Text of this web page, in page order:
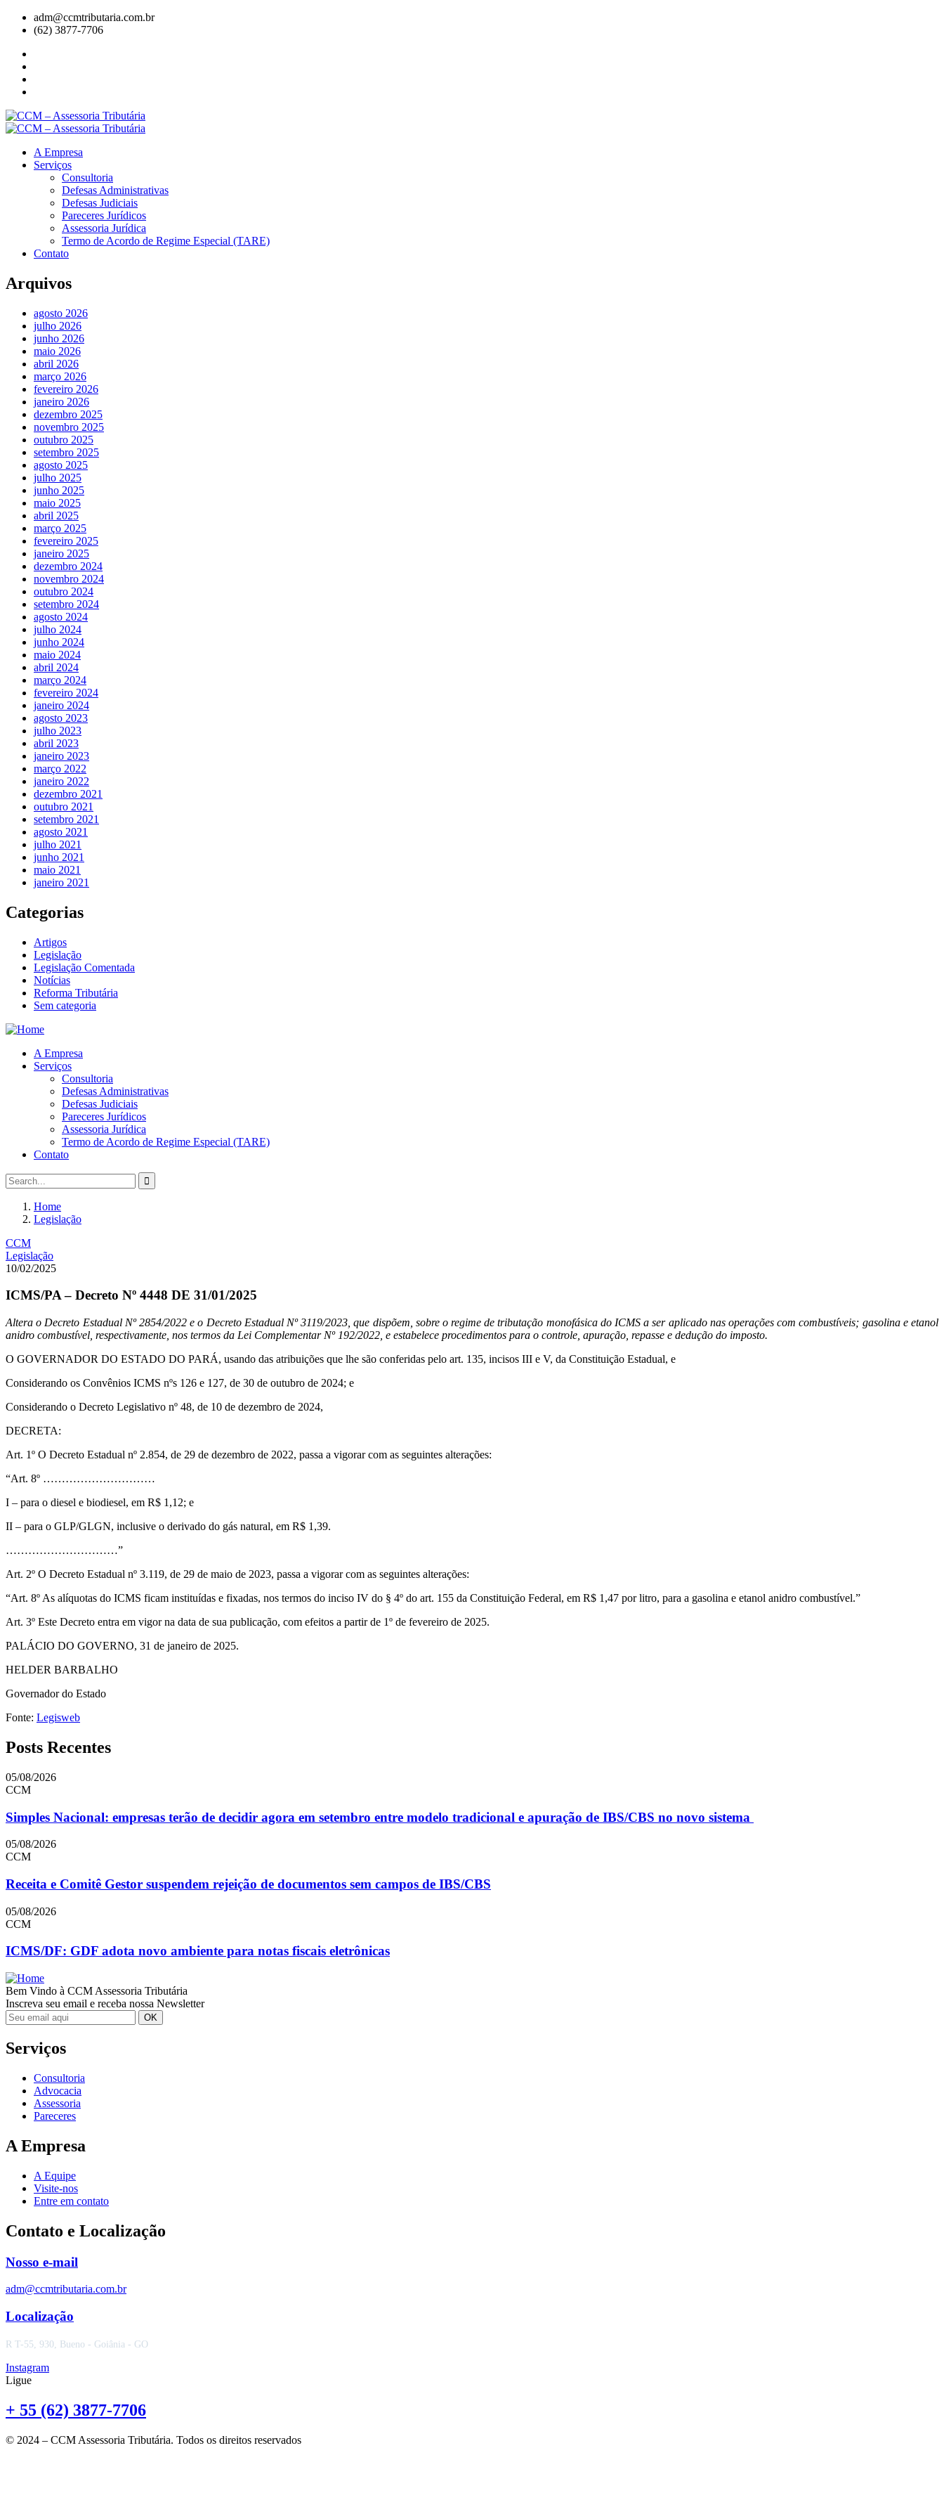
adm@ccmtributaria.com.br
(62) 3877-7706
A Empresa
Serviços
Consultoria
Defesas Administrativas
Defesas Judiciais
Pareceres Jurídicos
Assessoria Jurídica
Termo de Acordo de Regime Especial (TARE)
Contato
Arquivos
agosto 2026
julho 2026
junho 2026
maio 2026
abril 2026
março 2026
fevereiro 2026
janeiro 2026
dezembro 2025
novembro 2025
outubro 2025
setembro 2025
agosto 2025
julho 2025
junho 2025
maio 2025
abril 2025
março 2025
fevereiro 2025
janeiro 2025
dezembro 2024
novembro 2024
outubro 2024
setembro 2024
agosto 2024
julho 2024
junho 2024
maio 2024
abril 2024
março 2024
fevereiro 2024
janeiro 2024
agosto 2023
julho 2023
abril 2023
janeiro 2023
março 2022
janeiro 2022
dezembro 2021
outubro 2021
setembro 2021
agosto 2021
julho 2021
junho 2021
maio 2021
janeiro 2021
Categorias
Artigos
Legislação
Legislação Comentada
Notícias
Reforma Tributária
Sem categoria
A Empresa
Serviços
Consultoria
Defesas Administrativas
Defesas Judiciais
Pareceres Jurídicos
Assessoria Jurídica
Termo de Acordo de Regime Especial (TARE)
Contato
Home
Legislação
CCM
Legislação
10/02/2025
ICMS/PA – Decreto Nº 4448 DE 31/01/2025
Altera o Decreto Estadual Nº 2854/2022 e o Decreto Estadual Nº 3119/2023, que dispõem, sobre o regime de tributação monofásica do ICMS a ser aplicado nas operações com combustíveis; gasolina e etanol
anidro combustível, respectivamente, nos termos da Lei Complementar Nº 192/2022, e estabelece procedimentos para o controle, apuração, repasse e dedução do imposto.
O GOVERNADOR DO ESTADO DO PARÁ, usando das atribuições que lhe são conferidas pelo art. 135, incisos III e V, da Constituição Estadual, e
Considerando os Convênios ICMS nºs 126 e 127, de 30 de outubro de 2024; e
Considerando o Decreto Legislativo nº 48, de 10 de dezembro de 2024,
DECRETA:
Art. 1º O Decreto Estadual nº 2.854, de 29 de dezembro de 2022, passa a vigorar com as seguintes alterações:
“Art. 8º …………………………
I – para o diesel e biodiesel, em R$ 1,12; e
II – para o GLP/GLGN, inclusive o derivado do gás natural, em R$ 1,39.
…………………………”
Art. 2º O Decreto Estadual nº 3.119, de 29 de maio de 2023, passa a vigorar com as seguintes alterações:
“Art. 8º As alíquotas do ICMS ficam instituídas e fixadas, nos termos do inciso IV do § 4º do art. 155 da Constituição Federal, em R$ 1,47 por litro, para a gasolina e etanol anidro combustível.”
Art. 3º Este Decreto entra em vigor na data de sua publicação, com efeitos a partir de 1º de fevereiro de 2025.
PALÁCIO DO GOVERNO, 31 de janeiro de 2025.
HELDER BARBALHO
Governador do Estado
Fonte: Legisweb
Posts Recentes
05/08/2026
CCM
Simples Nacional: empresas terão de decidir agora em setembro entre modelo tradicional e apuração de IBS/CBS no novo sistema
05/08/2026
CCM
Receita e Comitê Gestor suspendem rejeição de documentos sem campos de IBS/CBS
05/08/2026
CCM
ICMS/DF: GDF adota novo ambiente para notas fiscais eletrônicas
Bem Vindo à CCM Assessoria Tributária
Inscreva seu email e receba nossa Newsletter
Serviços
Consultoria
Advocacia
Assessoria
Pareceres
A Empresa
A Equipe
Visite-nos
Entre em contato
Contato e Localização
Nosso e-mail
adm@ccmtributaria.com.br
Localização
R T-55, 930, Bueno - Goiânia - GO
Instagram
Ligue
+ 55 (62) 3877-7706
© 2024 – CCM Assessoria Tributária. Todos os direitos reservados